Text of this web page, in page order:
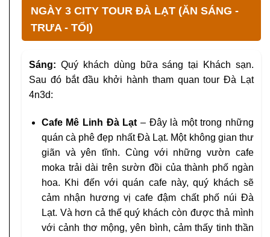
NGÀY 3 CITY TOUR ĐÀ LẠT (ĂN SÁNG -
TRƯA - TỐI)
Sáng: Quý khách dùng bữa sáng tại Khách sạn.
Sau đó bắt đầu khởi hành tham quan tour Đà Lạt
4n3d:
Cafe Mê Linh Đà Lạt – Đây là một trong những
quán cà phê đẹp nhất Đà Lạt. Một không gian thư
giãn và yên tĩnh. Cùng với những vườn cafe
moka trải dài trên sườn đồi của thành phố ngàn
hoa. Khi đến với quán cafe này, quý khách sẽ
cảm nhận hương vị cafe đậm chất phố núi Đà
Lạt. Và hơn cả thế quý khách còn được thả mình
với cảnh thơ mộng, yên bình, cảm thấy tinh thần